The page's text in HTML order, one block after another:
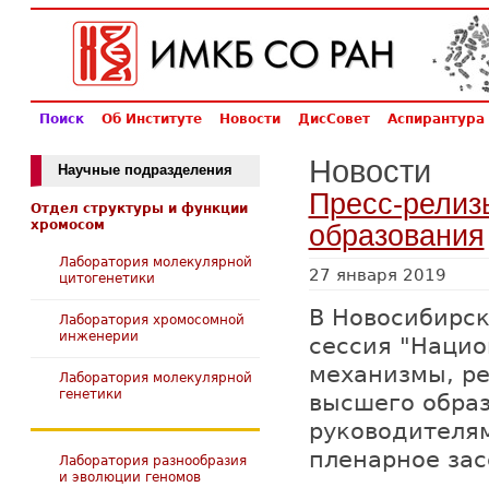
Поиск Об Институте Новости ДисСовет Аспирантура
Новости
Пресс-
образования
27 января 2019
В
сессия
механизмы,
высшего
пленарное
Научные подразделения
Отдел структуры и функции
хромосом
Лаборатория молекулярной
цитогенетики
Лаборатория хромосомной
инженерии
Лаборатория молекулярной
генетики
Лаборатория разнообразия
и эволюции геномов